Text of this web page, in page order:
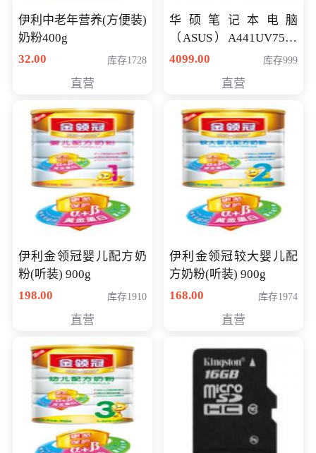
伊利中老年营养(方便装)
奶粉400g
32.00
库存1728
直营
华硕笔记本电脑
（ASUS）A441UV7500
顽石（7代i7-7500U 4G
4099.00 库存999
直营
伊利金领冠婴儿配方奶
粉(听装) 900g
198.00
库存1910
直营
伊利金领冠较大婴儿配
方奶粉(听装) 900g
168.00
库存1974
直营